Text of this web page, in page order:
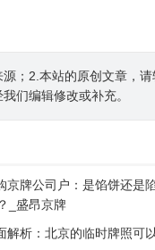
；2.本站的原创文章，
们编辑修改或补充。
京牌公司户：是馅饼还是
_盛昂京牌
解析：北京的临时牌照可